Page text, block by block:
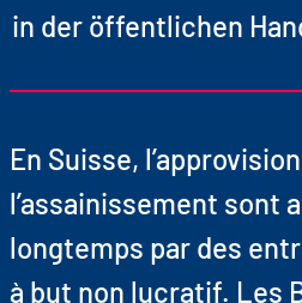
En Suisse,
l’assainissement sont
longtemps par des
à but non lucratif. Les